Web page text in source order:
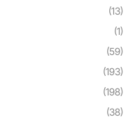
(13)
(1)
(59)
(193)
(198)
(38)